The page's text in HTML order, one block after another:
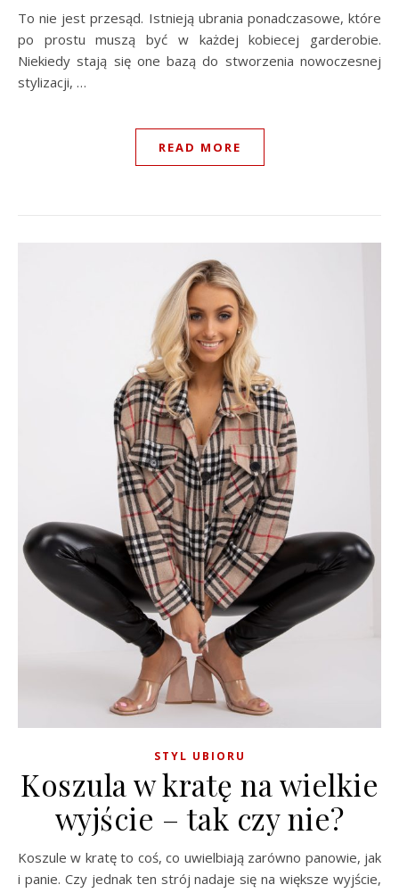
To nie jest przesąd. Istnieją ubrania ponadczasowe, które
po prostu muszą być w każdej kobiecej garderobie.
Niekiedy stają się one bazą do stworzenia nowoczesnej
stylizacji, …
READ MORE
STYL UBIORU
Koszula w kratę na wielkie
wyjście – tak czy nie?
Koszule w kratę to coś, co uwielbiają zarówno panowie, jak
i panie. Czy jednak ten strój nadaje się na większe wyjście,